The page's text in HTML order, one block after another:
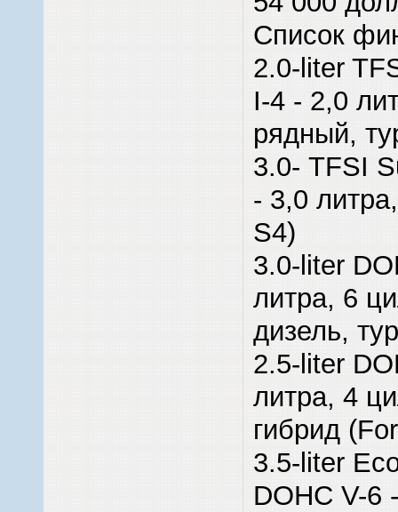
Список
2.0-liter
I-4 - 2,0
рядный,
3.0- TFSI
- 3,0
S4)
3.0-liter
литра, 6
дизель,
2.5-liter
литра, 4
гибрид
3.5-liter
DOHC V-6